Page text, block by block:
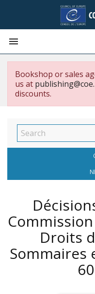

Bookshop or sales
us at
discounts.
Droits
Sommaires
60